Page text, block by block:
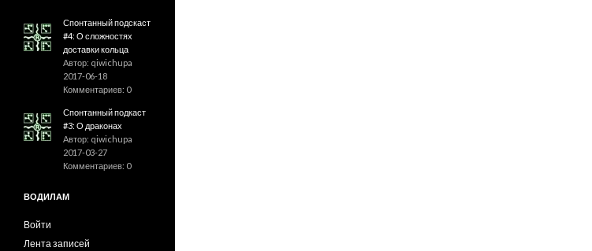
Спонтанный подскаст
#4: О сложностях
доставки кольца
Автор: qiwichupa
2017-06-18
Комментариев: 0
Спонтанный подкаст
#3: О драконах
Автор: qiwichupa
2017-03-27
Комментариев: 0
ВОДИЛАМ
Войти
Лента записей